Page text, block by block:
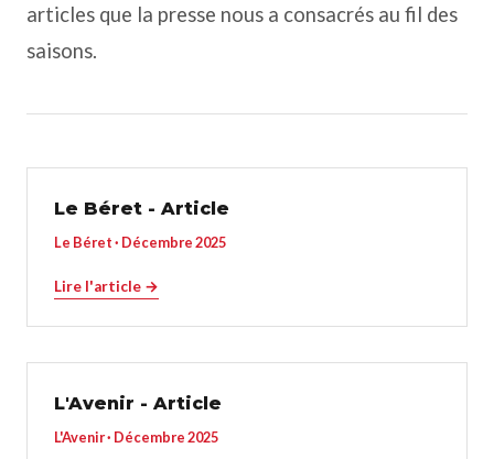
articles que la presse nous a consacrés au fil des
saisons.
Le Béret - Article
Le Béret · Décembre 2025
Lire l'article →
L'Avenir - Article
L'Avenir · Décembre 2025